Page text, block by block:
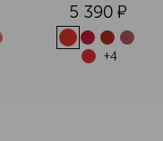
5 390 ¤
+4